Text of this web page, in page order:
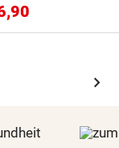
chevron_right